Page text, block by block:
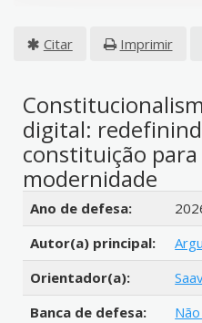
Citar Imprimir
digital:
constituição para
modernidade
Detalhes bibliográficos
Ano de defesa:
Autor(a) principal:
Orientador(a):
Banca de defesa: